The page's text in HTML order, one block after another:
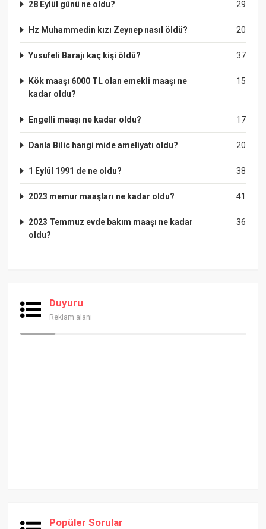
29
28 Eylül günü ne oldu?
20
Hz Muhammedin kızı Zeynep nasıl öldü?
37
Yusufeli Barajı kaç kişi öldü?
15
Kök maaşı 6000 TL olan emekli maaşı ne
kadar oldu?
17
Engelli maaşı ne kadar oldu?
20
Danla Bilic hangi mide ameliyatı oldu?
38
1 Eylül 1991 de ne oldu?
41
2023 memur maaşları ne kadar oldu?
36
2023 Temmuz evde bakım maaşı ne kadar
oldu?
Duyuru
Reklam alanı
Popüler Sorular